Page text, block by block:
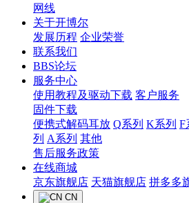
网线
关于开博尔
发展历程 企业荣誉
联系我们
BBS论坛
服务中心
使用教程及驱动下载 客户服务
固件下载
便携式解码耳放 Q系列 K系列 F
列 A系列 其他
售后服务政策
在线商城
京东旗舰店 天猫旗舰店 拼多多
CN